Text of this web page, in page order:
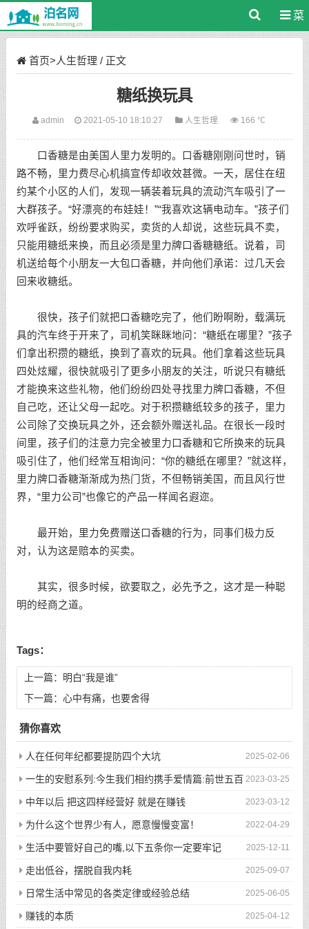
菜
首页>人生哲理 / 正文
糖纸换玩具
admin 2021-05-10 18:10:27 人生哲理 166 ℃
口香糖是由美国人里力发明的。口香糖刚刚问世时，销
路不畅，里力费尽心机搞宣传却收效甚微。一天，居住在纽
约某个小区的人们，发现一辆装着玩具的流动汽车吸引了一
大群孩子。“好漂亮的布娃娃！”“我喜欢这辆电动车。”孩子们
欢呼雀跃，纷纷要求购买，卖货的人却说，这些玩具不卖，
只能用糖纸来换，而且必须是里力牌口香糖糖纸。说着，司
机送给每个小朋友一大包口香糖，并向他们承诺：过几天会
回来收糖纸。
很快，孩子们就把口香糖吃完了，他们盼啊盼，载满玩
具的汽车终于开来了，司机笑眯眯地问：“糖纸在哪里？”孩子
们拿出积攒的糖纸，换到了喜欢的玩具。他们拿着这些玩具
四处炫耀，很快就吸引了更多小朋友的关注，听说只有糖纸
才能换来这些礼物，他们纷纷四处寻找里力牌口香糖，不但
自己吃，还让父母一起吃。对于积攒糖纸较多的孩子，里力
公司除了交换玩具之外，还会额外赠送礼品。在很长一段时
间里，孩子们的注意力完全被里力口香糖和它所换来的玩具
吸引住了，他们经常互相询问：“你的糖纸在哪里？”就这样，
里力牌口香糖渐渐成为热门货，不但畅销美国，而且风行世
界，“里力公司”也像它的产品一样闻名遐迩。
最开始，里力免费赠送口香糖的行为，同事们极力反
对，认为这是赔本的买卖。
其实，很多时候，欲要取之，必先予之，这才是一种聪
明的经商之道。
Tags：
上一篇：
明白“我是谁”
下一篇： 心中有痛，也要舍得
猜你喜欢
2025-02-06
人在任何年纪都要提防四个大坑
2023-03-25
一生的安慰系列:今生我们相约携手爱情篇:前世五百
次的回眸才换来今生的相遇
2023-03-12
中年以后 把这四样经营好 就是在赚钱
2022-04-29
为什么这个世界少有人，愿意慢慢变富！
2025-12-11
生活中要管好自己的嘴,以下五条你一定要牢记
2025-09-07
走出低谷，摆脱自我内耗
2025-06-05
日常生活中常见的各类定律或经验总结
2025-04-12
赚钱的本质